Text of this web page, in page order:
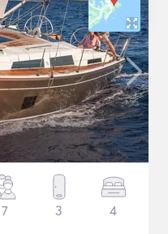
7 3 4